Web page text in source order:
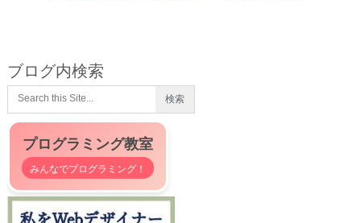
ブログ内検索
プログラミング教室
みんなでプログラミング！